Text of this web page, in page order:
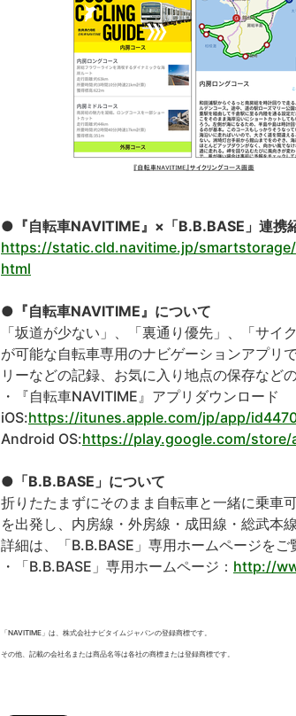
●『自転車NAVITIME』×「B.B.BASE」連携
https://static.cld.navitime.jp/
html
●『自転車NAVITIME』について
「坂道が少ない」、「裏通り優先」、「サ
が可能な自転車専用のナビゲーションアプリ
リーなどの記録、お気に入り地点の保存など
・『自転車NAVITIME』アプリダウンロード
iOS:https://itunes.apple.com/jp/app/
Android OS:https://play.google.com/
●「B.B.BASE」について
折りたたまずにそのまま自転車と一緒に乗車
を出発し、内房線・外房線・成田線・総武本
詳細は、「B.B.BASE」専用ホームページをご
・「B.B.BASE」専用ホームページ： http://
「NAVITIME」は、株式会社ナビタイムジャパンの登録商標です。
その他、記載の会社名または商品名等は各社の商標または登録商標です。